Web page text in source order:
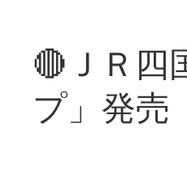
🔴ＪＲ四
プ」発売